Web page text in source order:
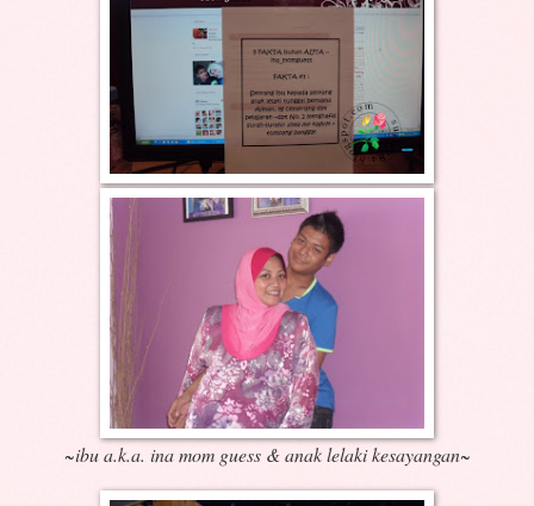
~ibu a.k.a. ina mom guess & anak lelaki kesayangan~